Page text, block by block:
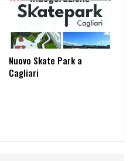
Nuovo Skate Park a
Cagliari